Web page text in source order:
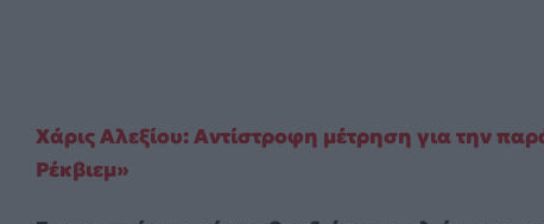
Χάρις Αλεξίου: Αντίστροφη μέτρηση για την
Ρέκβιεμ»